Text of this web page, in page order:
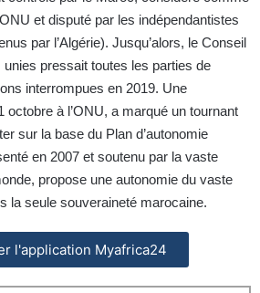
et disputé par les indépendantistes
par l’Algérie). Jusqu’alors, le Conseil
pressait toutes les parties de
interrompues en 2019. Une
octobre à l’ONU, a marqué un tournant
sur la base du Plan d’autonomie
en 2007 et soutenu par la vaste
propose une autonomie du vaste
la seule souveraineté marocaine.
l'application Myafrica24